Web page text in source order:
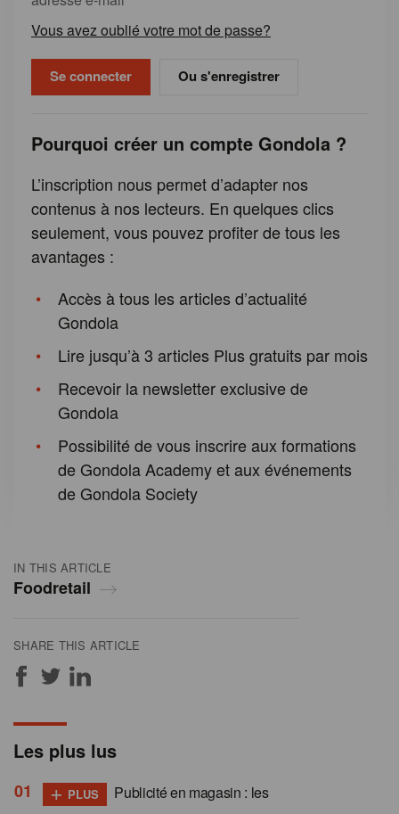
IN THIS ARTICLE
Foodretail
SHARE THIS ARTICLE
Vous avez oublié votre mot de passe?
Ou s'enregistrer
Pourquoi créer un compte Gondola ?
L’inscription nous permet d’adapter nos
contenus à nos lecteurs. En quelques clics
seulement, vous pouvez profiter de tous les
avantages :
Accès à tous les articles d’actualité
Gondola
Lire jusqu’à 3 articles Plus gratuits par mois
Recevoir la newsletter exclusive de
Gondola
Possibilité de vous inscrire aux formations
de Gondola Academy et aux événements
de Gondola Society
Les plus lus
+ PLUS
Publicité en magasin : les